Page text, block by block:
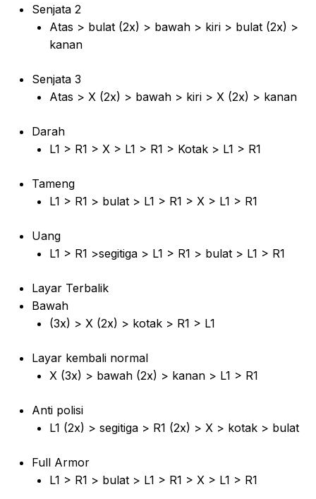
Senjata 2
Atas > bulat (2x) > bawah > kiri > bulat (2x) >
kanan
Senjata 3
Atas > X (2x) > bawah > kiri > X (2x) > kanan
Darah
L1 > R1 > X > L1 > R1 > Kotak > L1 > R1
Tameng
L1 > R1 > bulat > L1 > R1 > X > L1 > R1
Uang
L1 > R1 >segitiga > L1 > R1 > bulat > L1 > R1
Layar Terbalik
Bawah
(3x) > X (2x) > kotak > R1 > L1
Layar kembali normal
X (3x) > bawah (2x) > kanan > L1 > R1
Anti polisi
L1 (2x) > segitiga > R1 (2x) > X > kotak > bulat
Full Armor
L1 > R1 > bulat > L1 > R1 > X > L1 > R1